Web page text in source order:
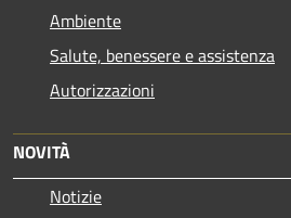
Ambiente
Salute, benessere e assistenza
Autorizzazioni
NOVITÀ
Notizie